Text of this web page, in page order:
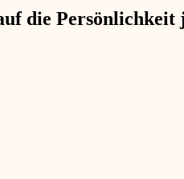
die Persönlichkeit